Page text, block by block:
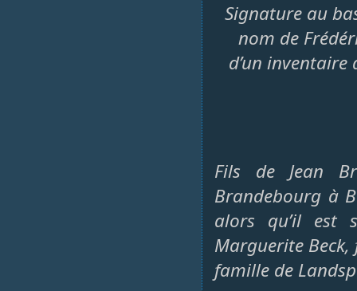
Signature au
nom de
d’un
Fils de Jean
Brandebourg à
alors qu’il est
Marguerite Beck,
famille de